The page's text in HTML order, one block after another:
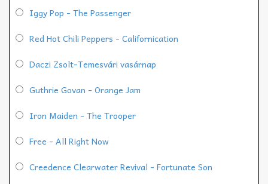
Iggy Pop - The Passenger
Red Hot Chili Peppers - Californication
Daczi Zsolt-Temesvári vasárnap
Guthrie Govan - Orange Jam
Iron Maiden - The Trooper
Free - All Right Now
Creedence Clearwater Revival - Fortunate Son